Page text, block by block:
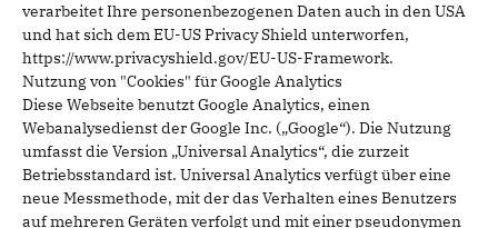
verarbeitet Ihre personenbezogenen Daten auch in den USA
und hat sich dem EU-US Privacy Shield unterworfen,
https://www.privacyshield.gov/EU-US-Framework.
Nutzung von "Cookies" für Google Analytics
Diese Webseite benutzt Google Analytics, einen
Webanalysedienst der Google Inc. („Google“). Die Nutzung
umfasst die Version „Universal Analytics“, die zurzeit
Betriebsstandard ist. Universal Analytics verfügt über eine
neue Messmethode, mit der das Verhalten eines Benutzers
auf mehreren Geräten verfolgt und mit einer pseudonymen